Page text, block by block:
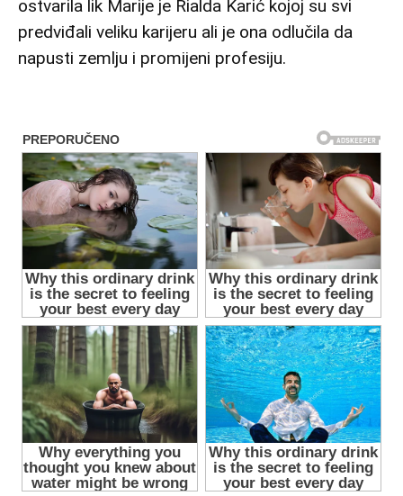
ostvarila lik Marije je Rialda Karić kojoj su svi
predviđali veliku karijeru ali je ona odlučila da
napusti zemlju i promijeni profesiju.